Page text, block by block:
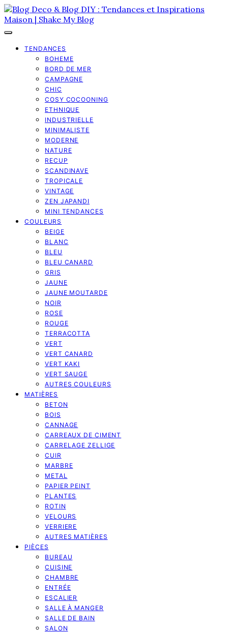
TENDANCES
BOHEME
BORD DE MER
CAMPAGNE
CHIC
COSY COCOONING
ETHNIQUE
INDUSTRIELLE
MINIMALISTE
MODERNE
NATURE
RECUP
SCANDINAVE
TROPICALE
VINTAGE
ZEN JAPANDI
MINI TENDANCES
COULEURS
BEIGE
BLANC
BLEU
BLEU CANARD
GRIS
JAUNE
JAUNE MOUTARDE
NOIR
ROSE
ROUGE
TERRACOTTA
VERT
VERT CANARD
VERT KAKI
VERT SAUGE
AUTRES COULEURS
MATIÈRES
BETON
BOIS
CANNAGE
CARREAUX DE CIMENT
CARRELAGE ZELLIGE
CUIR
MARBRE
METAL
PAPIER PEINT
PLANTES
ROTIN
VELOURS
VERRIERE
AUTRES MATIÈRES
PIÈCES
BUREAU
CUISINE
CHAMBRE
ENTRÉE
ESCALIER
SALLE À MANGER
SALLE DE BAIN
SALON